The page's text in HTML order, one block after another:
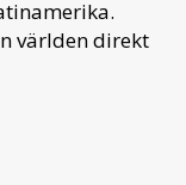
världen direkt